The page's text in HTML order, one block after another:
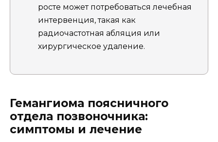
росте может потребоваться лечебная
интервенция, такая как
радиочастотная абляция или
хирургическое удаление.
Гемангиома поясничного
отдела позвоночника:
симптомы и лечение